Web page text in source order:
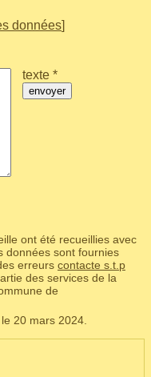
données]
texte *
envoyer
ont été recueillies avec
données sont fournies
erreurs contacte s.t.p
des services de la
de
20 mars 2024.